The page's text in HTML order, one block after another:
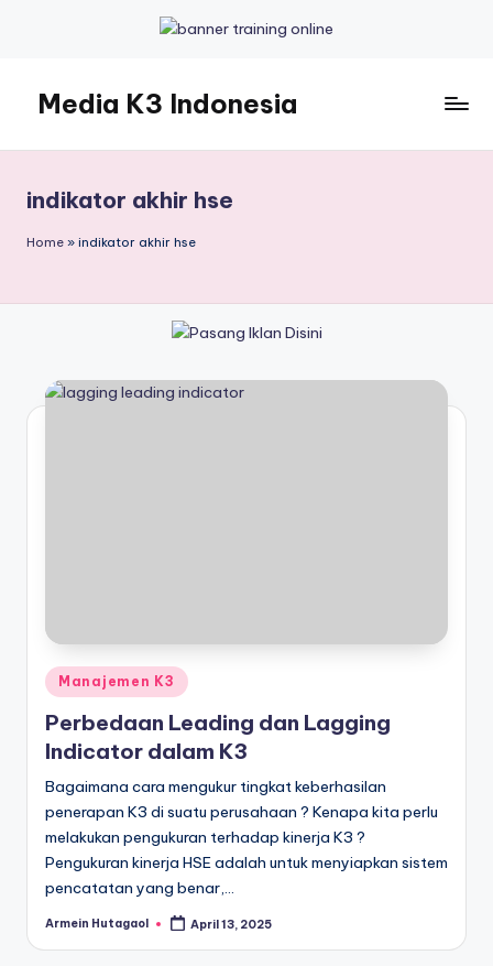
contentMedia K3 Indonesia
Seputar
Dunia
K3LH
indikator akhir hse
Home » indikator akhir hse
Posted
in
Manajemen K3
Perbedaan Leading dan Lagging
Indicator dalam K3
Bagaimana cara mengukur tingkat keberhasilan
penerapan K3 di suatu perusahaan ? Kenapa kita perlu
melakukan pengukuran terhadap kinerja K3 ?
Pengukuran kinerja HSE adalah untuk menyiapkan sistem
pencatatan yang benar,…
Posted
Armein Hutagaol April 13, 2025